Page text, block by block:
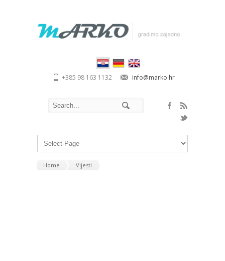
+385 98 163 1132 info@marko.hr
Home Vijesti